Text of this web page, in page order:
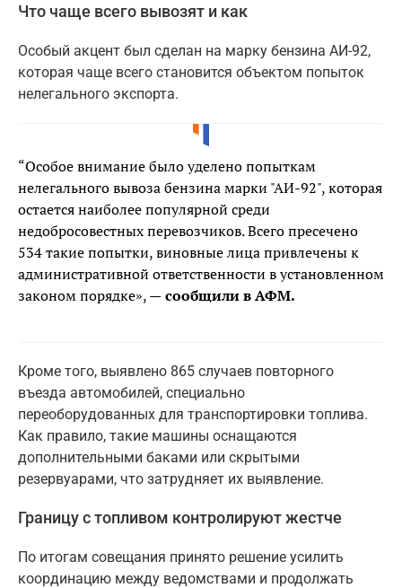
Что чаще всего вывозят и как
Особый акцент был сделан на марку бензина АИ-92,
которая чаще всего становится объектом попыток
нелегального экспорта.
“Особое внимание было уделено попыткам
нелегального вывоза бензина марки "АИ-92", которая
остается наиболее популярной среди
недобросовестных перевозчиков. Всего пресечено
534 такие попытки, виновные лица привлечены к
административной ответственности в установленном
законом порядке», — сообщили в АФМ.
Кроме того, выявлено 865 случаев повторного
въезда автомобилей, специально
переоборудованных для транспортировки топлива.
Как правило, такие машины оснащаются
дополнительными баками или скрытыми
резервуарами, что затрудняет их выявление.
Границу с топливом контролируют жестче
По итогам совещания принято решение усилить
координацию между ведомствами и продолжать